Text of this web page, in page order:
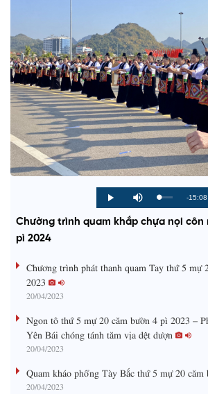
P
l
M
u
e
L
d
e
P
r
g
%
R
e
i
-15:08
Chường trình quam khắp chựa nọi côn
pì 2024
Chương trình phát thanh quam Tay thứ 5 mự
2023
20/04/2023
Ngon tô thứ 5 mự 20 căm bườn 4 pì 2023 –
Yên Bái chóng tánh tăm vịa dệt dượn
20/04/2023
Quam kháo phổng Tày Bắc thứ 5 mự 20
20/04/2023